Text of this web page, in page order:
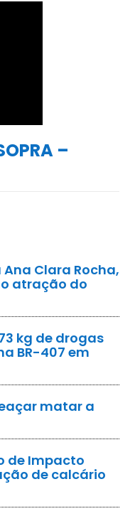
–
Clara Rocha,
atração do
kg de drogas
BR-407 em
matar a
de Impacto
de calcário